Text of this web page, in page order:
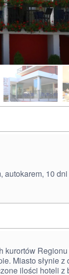
autokarem, 10 dni
kurortów
Miasto słynie
ilości hoteli